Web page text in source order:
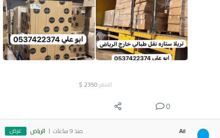
السعر 2350
$
0
Ail منذ 9 ساعات الرياض عرض